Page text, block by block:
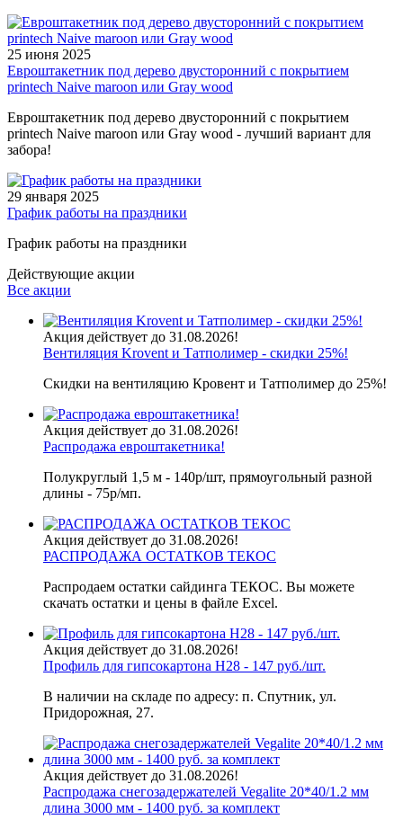
25 июня 2025
Евроштакетник под дерево двусторонний с покрытием
printech Naive maroon или Gray wood
Евроштакетник под дерево двусторонний с покрытием
printech Naive maroon или Gray wood - лучший вариант для
забора!
29 января 2025
График работы на праздники
График работы на праздники
Действующие акции
Все акции
Акция действует до 31.08.2026!
Вентиляция Krovent и Татполимер - скидки 25%!
Скидки на вентиляцию Кровент и Татполимер до 25%!
Акция действует до 31.08.2026!
Распродажа евроштакетника!
Полукруглый 1,5 м - 140р/шт, прямоугольный разной
длины - 75р/мп.
Акция действует до 31.08.2026!
РАСПРОДАЖА ОСТАТКОВ ТЕКОС
Распродаем остатки сайдинга ТЕКОС. Вы можете
скачать остатки и цены в файле Excel.
Акция действует до 31.08.2026!
Профиль для гипсокартона H28 - 147 руб./шт.
В наличии на складе по адресу: п. Спутник, ул.
Придорожная, 27.
Акция действует до 31.08.2026!
Распродажа снегозадержателей Vegalite 20*40/1.2 мм
длина 3000 мм - 1400 руб. за комплект